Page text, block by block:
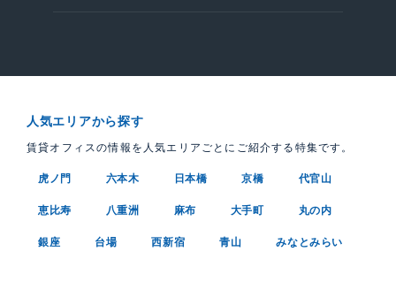
人気エリアから探す
賃貸オフィスの情報を人気エリアごとにご紹介する特集です。
虎ノ門 六本木 日本橋 京橋 代官山
恵比寿 八重洲 麻布 大手町 丸の内
銀座 台場 西新宿 青山 みなとみらい